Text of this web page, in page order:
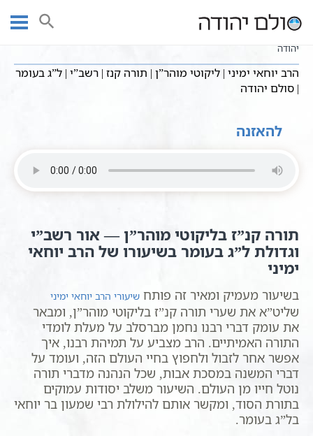
עמוד ראשי שיעורי וידאו
הרב יוחאי ימיני | ליקוטי מוהר”ן | תורה קנז | רשב”י | ל”ג בעומר | סולם
יהודה
הרב יוחאי ימיני | ליקוטי מוהר”ן | תורה קנז | רשב”י | ל”ג בעומר
| סולם יהודה
להאזנה
תורה קנ”ז בליקוטי מוהר”ן — אור רשב”י
וגדולת ל”ג בעומר בשיעורו של הרב יוחאי
ימיני
בשיעור מעמיק ומאיר זה פותח שיעורי הרב יוחאי ימיני
שליט”א את שערי תורה קנ”ז בליקוטי מוהר”ן, ומבאר
את עומק דברי רבנו נחמן מברסלב על מעלת לומדי
התורה האמיתיים. הרב מצביע על תמיהת רבנו, איך
אפשר אחר לזבול ולחפוץ בחיי העולם הזה, ועומד על
דברי המשנה במסכת אבות, שכל הנהנה מדברי תורה
נוטל חייו מן העולם. השיעור משלב יסודות עמוקים
בתורת הסוד, ומקשר אותם להילולת רבי שמעון בר יוחאי
בל”ג בעומר.